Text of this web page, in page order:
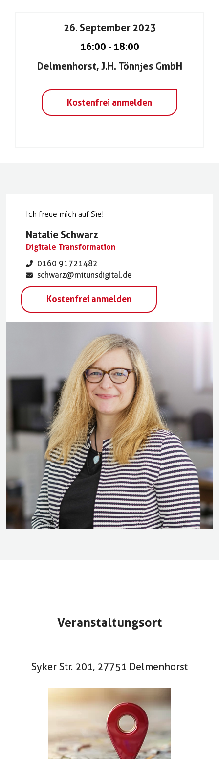
26. September 2023
16:00 - 18:00
Delmenhorst, J.H. Tönnjes GmbH
Kostenfrei anmelden
Ich freue mich auf Sie!
Natalie Schwarz
Digitale Transformation
0160 91721482
schwarz@mitunsdigital.de
Kostenfrei anmelden
Veranstaltungsort
Syker Str. 201, 27751 Delmenhorst